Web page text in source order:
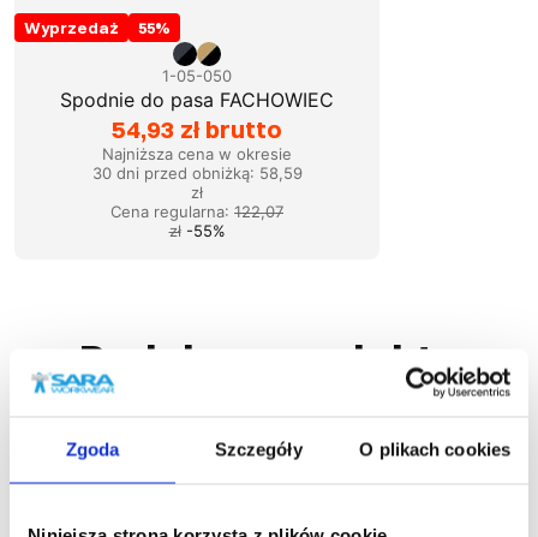
Zgoda Szczegóły O plikach cookies
Wyprzedaż 55%
1-05-050
Spodnie do pasa FACHOWIEC
54,93 zł brutto
Najniższa cena w okresie
30 dni przed obniżką: 58,59
zł
Cena regularna: 122,07
zł -55%
Podobne produkty